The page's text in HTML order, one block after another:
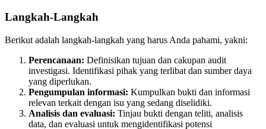
Langkah-Langkah
Berikut adalah langkah-langkah yang harus Anda pahami, yakni:
Perencanaan: Definisikan tujuan dan cakupan audit
investigasi. Identifikasi pihak yang terlibat dan sumber daya
yang diperlukan.
Pengumpulan informasi: Kumpulkan bukti dan informasi
relevan terkait dengan isu yang sedang diselidiki.
Analisis dan evaluasi: Tinjau bukti dengan teliti, analisis
data, dan evaluasi untuk mengidentifikasi potensi